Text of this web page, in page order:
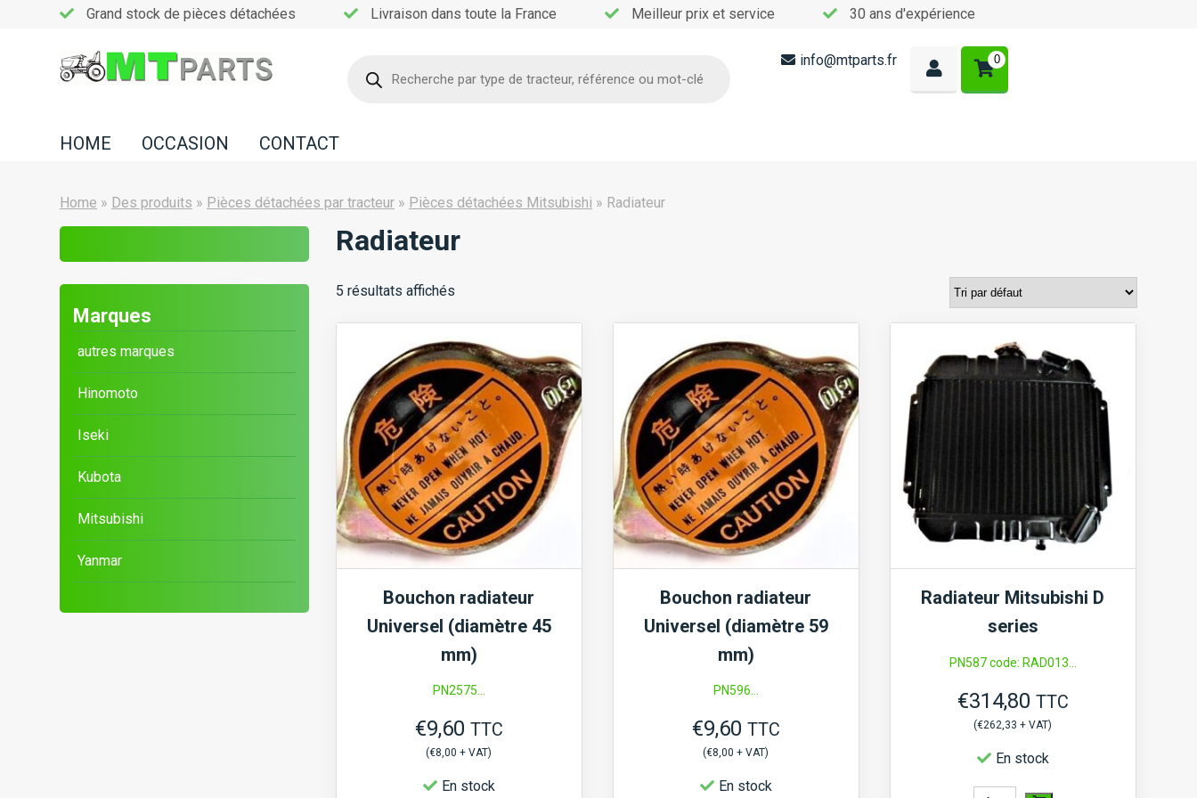
Occasion
Grand stock de pièces détachées Livraison dans toute la France Meilleur prix et service 30 ans d'expérience
produits
info@mtparts.fr 0
HOME OCCASION CONTACT
Home » Des produits » Pièces détachées par tracteur » Pièces détachées Mitsubishi » Radiateur
Marques
autres marques
Hinomoto
Iseki
Kubota
Mitsubishi
Yanmar
Radiateur
5 résultats affichés
Bouchon radiateur
Universel (diamètre 45
mm)
PN2575...
€9,60 TTC
(€8,00 + VAT)
En stock
Bouchon radiateur
Universel (diamètre 59
mm)
PN596...
€9,60 TTC
(€8,00 + VAT)
En stock
Radiateur Mitsubishi D
series
PN587 code: RAD013...
€314,80 TTC
(€262,33 + VAT)
En stock